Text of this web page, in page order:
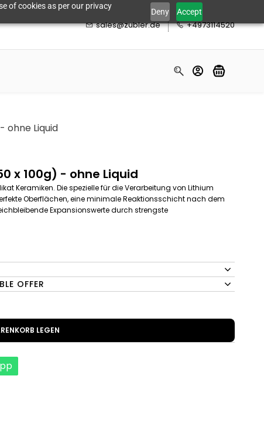
of cookies as per our privacy
Deny Accept
sales@zubler.de +4973114520
ohne Liquid
x 100g) - ohne Liquid
Keramiken. Die spezielle für die Verarbeitung von Lithium
Oberflächen, eine minimale Reaktionsschicht nach dem
Expansionswerte durch strengste
OFFER
LEGEN